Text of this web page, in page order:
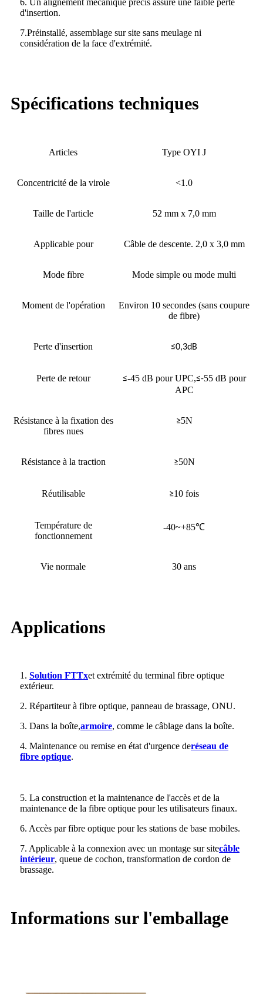
d'insertion.
7.Préinstallé, assemblage sur site sans meulage ni
considération de la face d'extrémité.
Spécifications techniques
Articles Type OYI J
Concentricité de la virole <1.0
Taille de l'article 52 mm x 7,0 mm
Applicable pour Câble de descente. 2,0 x 3,0 mm
Mode fibre Mode simple ou mode multi
Moment de l'opération
Environ 10 secondes (sans coupure
de fibre)
Perte d'insertion ≤0,3dB
Perte de retour ≤-45 dB pour UPC,≤-55 dB pour
APC
Résistance à la fixation des
fibres nues
≥5N
Résistance à la traction ≥50N
Réutilisable ≥10 fois
Température de
fonctionnement
-40~+85℃
Vie normale 30 ans
Applications
1. Solution FTTxet extrémité du terminal fibre optique
extérieur.
2. Répartiteur à fibre optique, panneau de brassage, ONU.
3. Dans la boîte,armoire, comme le câblage dans la boîte.
4. Maintenance ou remise en état d'urgence deréseau de
fibre optique.
5. La construction et la maintenance de l'accès et de la
maintenance de la fibre optique pour les utilisateurs finaux.
6. Accès par fibre optique pour les stations de base mobiles.
7. Applicable à la connexion avec un montage sur sitecâble
intérieur, queue de cochon, transformation de cordon de
brassage.
Informations sur l'emballage